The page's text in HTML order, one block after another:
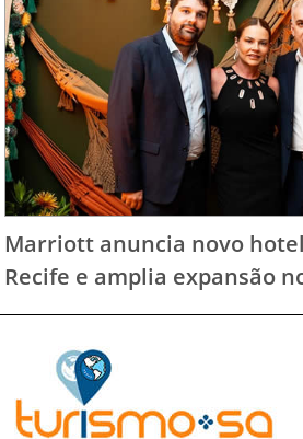
Marriott anuncia novo
Recife e amplia expansão